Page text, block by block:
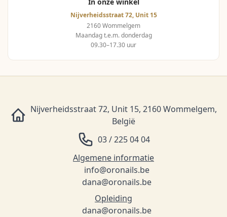
Nijverheidsstraat 72, Unit 15
2160 Wommelgem
Maandag t.e.m. donderdag
09.30–17.30 uur
Nijverheidsstraat 72, Unit 15, 2160 Wommelgem,
België
03 / 225 04 04
Algemene informatie
info@oronails.be
dana@oronails.be
Opleiding
dana@oronails.be